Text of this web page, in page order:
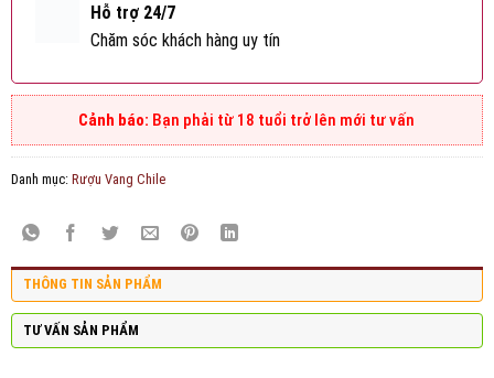
Hỗ trợ 24/7
Chăm sóc khách hàng uy tín
Bạn phải từ 18 tuổi trở lên mới tư vấn
Danh mục: Rượu Vang Chile
THÔNG TIN SẢN PHẨM
TƯ VẤN SẢN PHẨM